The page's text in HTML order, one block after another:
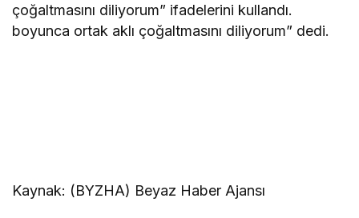
çoğaltmasını diliyorum” ifadelerini kullandı.
boyunca ortak aklı çoğaltmasını diliyorum” dedi.
Kaynak: (BYZHA) Beyaz Haber Ajansı